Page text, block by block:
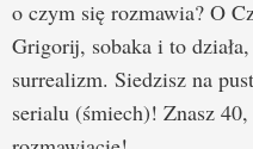
o czym się rozmawia? O
Grigorij, sobaka i to
surrealizm. Siedzisz na
serialu (śmiech)! Znasz